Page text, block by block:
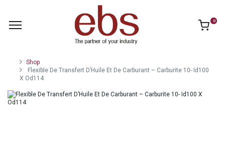
0
Shop
Flexible De Transfert D’Huile Et De Carburant – Carburite 10- Id100
X Od114